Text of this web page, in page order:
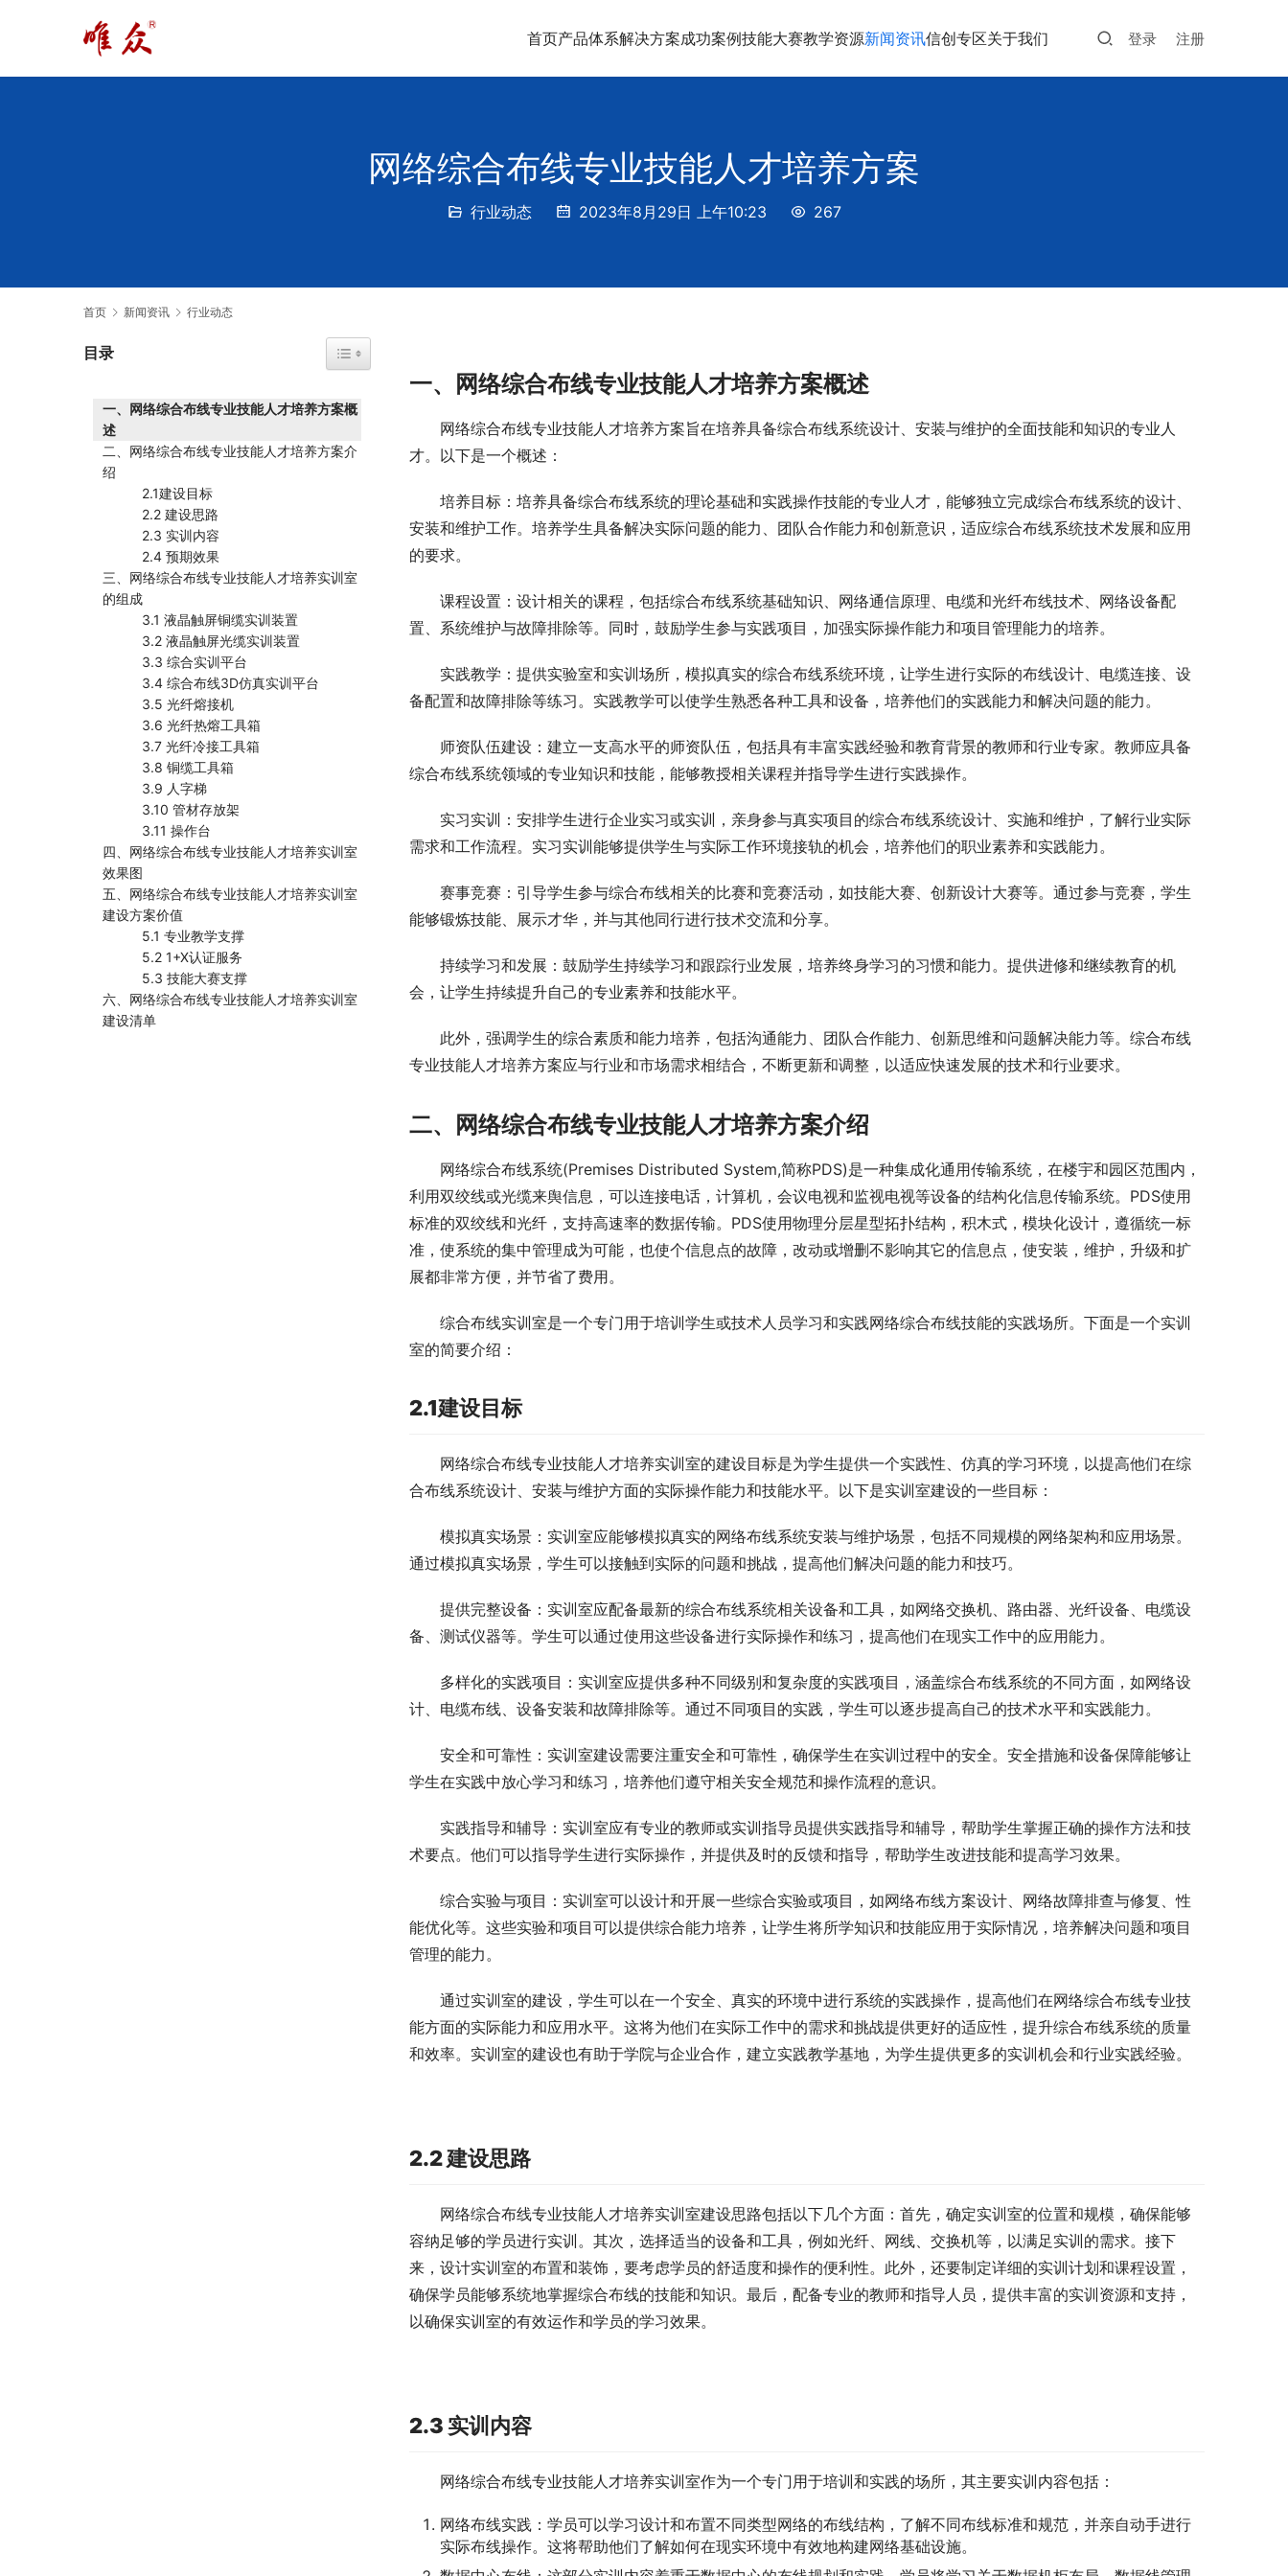
首页产品体系解决方案成功案例技能大赛教学资源新闻资讯信创专区关于我们 登录 注册
网络综合布线专业技能人才培养方案
行业动态 2023年8月29日 上午10:23 267
首页 新闻资讯 行业动态
一、 网络综合布线专业技能人才培养方案概述
网络综合布线专业技能人才培养方案旨在培养具备综合布线系统设计、安装与维护的全面技能和知识的专业人
才。以下是一个概述：
培养目标：培养具备综合布线系统的理论基础和实践操作技能的专业人才，能够独立完成综合布线系统的设计、
安装和维护工作。培养学生具备解决实际问题的能力、团队合作能力和创新意识，适应综合布线系统技术发展和应用
的要求。
课程设置：设计相关的课程，包括综合布线系统基础知识、网络通信原理、电缆和光纤布线技术、网络设备配
置、系统维护与故障排除等。同时，鼓励学生参与实践项目，加强实际操作能力和项目管理能力的培养。
实践教学：提供实验室和实训场所，模拟真实的综合布线系统环境，让学生进行实际的布线设计、电缆连接、设
备配置和故障排除等练习。实践教学可以使学生熟悉各种工具和设备，培养他们的实践能力和解决问题的能力。
师资队伍建设：建立一支高水平的师资队伍，包括具有丰富实践经验和教育背景的教师和行业专家。教师应具备
综合布线系统领域的专业知识和技能，能够教授相关课程并指导学生进行实践操作。
实习实训：安排学生进行企业实习或实训，亲身参与真实项目的综合布线系统设计、实施和维护，了解行业实际
需求和工作流程。实习实训能够提供学生与实际工作环境接轨的机会，培养他们的职业素养和实践能力。
赛事竞赛：引导学生参与综合布线相关的比赛和竞赛活动，如技能大赛、创新设计大赛等。通过参与竞赛，学生
能够锻炼技能、展示才华，并与其他同行进行技术交流和分享。
持续学习和发展：鼓励学生持续学习和跟踪行业发展，培养终身学习的习惯和能力。提供进修和继续教育的机
会，让学生持续提升自己的专业素养和技能水平。
此外，强调学生的综合素质和能力培养，包括沟通能力、团队合作能力、创新思维和问题解决能力等。综合布线
专业技能人才培养方案应与行业和市场需求相结合，不断更新和调整，以适应快速发展的技术和行业要求。
二、 网络综合布线专业技能人才培养方案介绍
网络综合布线系统(Premises Distributed System,简称PDS)是一种集成化通用传输系统，在楼宇和园区范围内，
利用双绞线或光缆来舆信息，可以连接电话，计算机，会议电视和监视电视等设备的结构化信息传输系统。PDS使用
标准的双绞线和光纤，支持高速率的数据传输。PDS使用物理分层星型拓扑结构，积木式，模块化设计，遵循统一标
准，使系统的集中管理成为可能，也使个信息点的故障，改动或增删不影响其它的信息点，使安装，维护，升级和扩
展都非常方便，并节省了费用。
综合布线实训室是一个专门用于培训学生或技术人员学习和实践网络综合布线技能的实践场所。下面是一个实训
室的简要介绍：
2.1建设目标
网络综合布线专业技能人才培养实训室的建设目标是为学生提供一个实践性、仿真的学习环境，以提高他们在综
合布线系统设计、安装与维护方面的实际操作能力和技能水平。以下是实训室建设的一些目标：
模拟真实场景：实训室应能够模拟真实的网络布线系统安装与维护场景，包括不同规模的网络架构和应用场景。
通过模拟真实场景，学生可以接触到实际的问题和挑战，提高他们解决问题的能力和技巧。
提供完整设备：实训室应配备最新的综合布线系统相关设备和工具，如网络交换机、路由器、光纤设备、电缆设
备、测试仪器等。学生可以通过使用这些设备进行实际操作和练习，提高他们在现实工作中的应用能力。
多样化的实践项目：实训室应提供多种不同级别和复杂度的实践项目，涵盖综合布线系统的不同方面，如网络设
计、电缆布线、设备安装和故障排除等。通过不同项目的实践，学生可以逐步提高自己的技术水平和实践能力。
安全和可靠性：实训室建设需要注重安全和可靠性，确保学生在实训过程中的安全。安全措施和设备保障能够让
学生在实践中放心学习和练习，培养他们遵守相关安全规范和操作流程的意识。
实践指导和辅导：实训室应有专业的教师或实训指导员提供实践指导和辅导，帮助学生掌握正确的操作方法和技
术要点。他们可以指导学生进行实际操作，并提供及时的反馈和指导，帮助学生改进技能和提高学习效果。
综合实验与项目：实训室可以设计和开展一些综合实验或项目，如网络布线方案设计、网络故障排查与修复、性
能优化等。这些实验和项目可以提供综合能力培养，让学生将所学知识和技能应用于实际情况，培养解决问题和项目
管理的能力。
通过实训室的建设，学生可以在一个安全、真实的环境中进行系统的实践操作，提高他们在网络综合布线专业技
能方面的实际能力和应用水平。这将为他们在实际工作中的需求和挑战提供更好的适应性，提升综合布线系统的质量
和效率。实训室的建设也有助于学院与企业合作，建立实践教学基地，为学生提供更多的实训机会和行业实践经验。
2.2 建设思路
网络综合布线专业技能人才培养实训室建设思路包括以下几个方面：首先，确定实训室的位置和规模，确保能够
容纳足够的学员进行实训。其次，选择适当的设备和工具，例如光纤、网线、交换机等，以满足实训的需求。接下
来，设计实训室的布置和装饰，要考虑学员的舒适度和操作的便利性。此外，还要制定详细的实训计划和课程设置，
确保学员能够系统地掌握综合布线的技能和知识。最后，配备专业的教师和指导人员，提供丰富的实训资源和支持，
以确保实训室的有效运作和学员的学习效果。
2.3 实训内容
网络综合布线专业技能人才培养实训室作为一个专门用于培训和实践的场所，其主要实训内容包括：
网络布线实践：学员可以学习设计和布置不同类型网络的布线结构，了解不同布线标准和规范，并亲自动手进行
实际布线操作。这将帮助他们了解如何在现实环境中有效地构建网络基础设施。
目录 Toggle Table of Content
一、网络综合布线专业技能人才培养方案概
述
二、网络综合布线专业技能人才培养方案介
绍
2.1建设目标
2.2 建设思路
2.3 实训内容
2.4 预期效果
三、网络综合布线专业技能人才培养实训室
的组成
3.1 液晶触屏铜缆实训装置
3.2 液晶触屏光缆实训装置
3.3 综合实训平台
3.4 综合布线3D仿真实训平台
3.5 光纤熔接机
3.6 光纤热熔工具箱
3.7 光纤冷接工具箱
3.8 铜缆工具箱
3.9 人字梯
3.10 管材存放架
3.11 操作台
四、网络综合布线专业技能人才培养实训室
效果图
五、网络综合布线专业技能人才培养实训室
建设方案价值
5.1 专业教学支撑
5.2 1+X认证服务
5.3 技能大赛支撑
六、网络综合布线专业技能人才培养实训室
建设清单